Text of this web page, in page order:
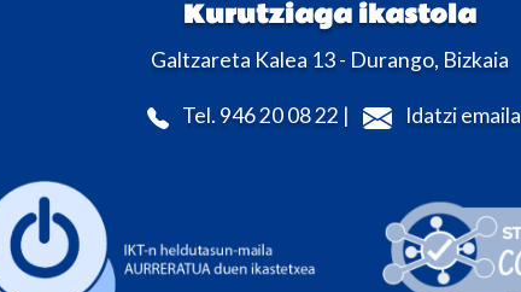
Kurutziaga ikastola
Galtzareta Kalea 13 - Durango, Bizkaia
Tel. 946 20 08 22 | Idatzi emaila